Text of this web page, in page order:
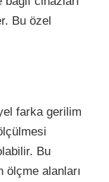
Bu özel
farka gerilim
Bu
ölçme alanları